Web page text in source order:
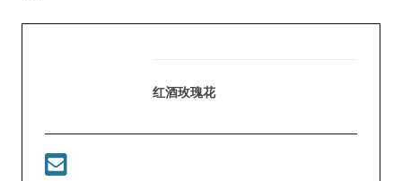
红酒玫瑰花